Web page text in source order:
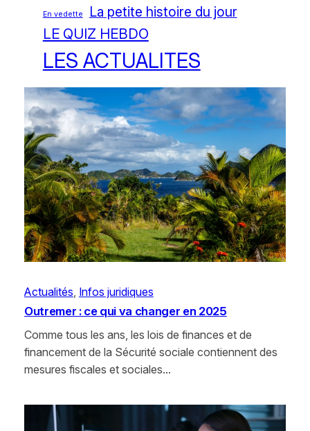
En vedette La petite histoire du jour
LE QUIZ HEBDO
LES ACTUALITES
Actualités Infos juridiques
Outremer : ce qui va changer en 2025
Comme tous les ans, les lois de finances et de
financement de la Sécurité sociale contiennent des
mesures fiscales et sociales…